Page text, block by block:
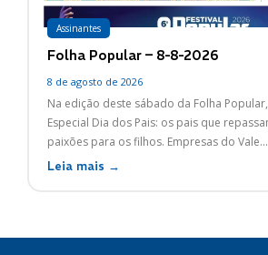
Assinantes
Folha Popular – 8-8-2026
8 de agosto de 2026
Na edição deste sábado da Folha
Especial Dia dos Pais: os pais que
paixões para os filhos. Empresas do Vale...
Leia mais →